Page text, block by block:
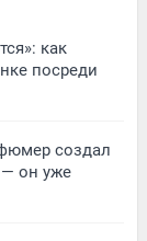
как
посреди
создал
— он уже